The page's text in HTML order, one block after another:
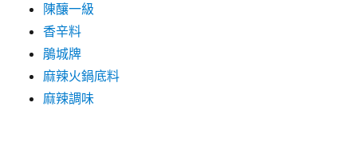
陳釀一級
香辛料
鵑城牌
麻辣火鍋底料
麻辣調味